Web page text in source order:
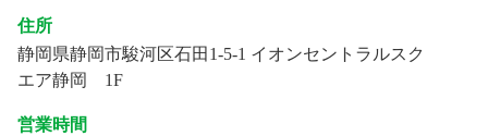
住所
静岡県静岡市駿河区石田1-5-1 イオンセントラルスク
エア静岡 1F
営業時間